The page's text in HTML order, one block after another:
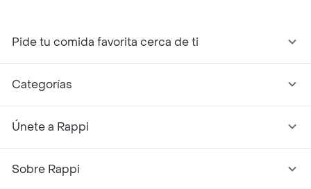
Pide tu comida favorita cerca de ti
Categorías
Únete a Rappi
Sobre Rappi